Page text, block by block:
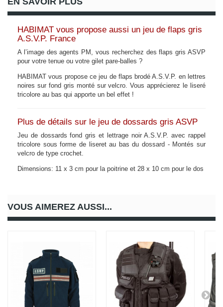
HABIMAT vous propose aussi un jeu de flaps gris
A.S.V.P. France
A l’image des agents PM, vous recherchez des flaps gris ASVP
pour votre tenue ou votre gilet pare-balles ?
HABIMAT vous propose ce jeu de flaps brodé A.S.V.P. en lettres
noires sur fond gris monté sur velcro. Vous apprécierez le liseré
tricolore au bas qui apporte un bel effet !
Plus de détails sur le jeu de dossards gris ASVP
Jeu de dossards fond gris et lettrage noir A.S.V.P. avec rappel
tricolore sous forme de liseret au bas du dossard - Montés sur
velcro de type crochet.
Dimensions: 11 x 3 cm pour la poitrine et 28 x 10 cm pour le dos
VOUS AIMEREZ AUSSI...